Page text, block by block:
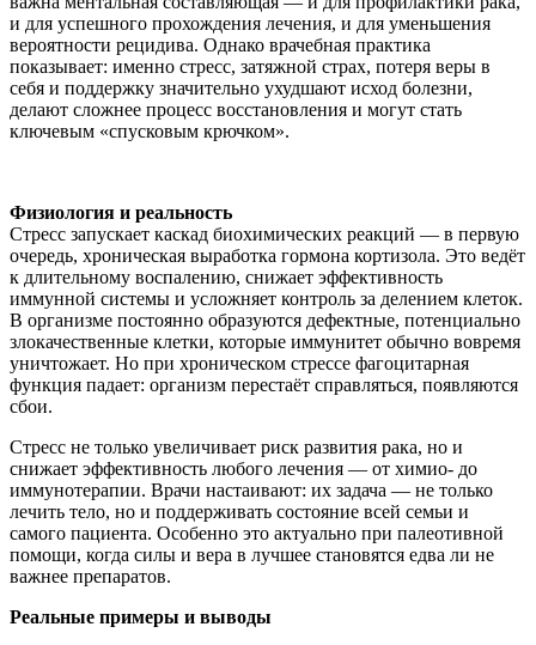
и для успешного прохождения лечения, и для уменьшения
вероятности рецидива. Однако врачебная практика
показывает: именно стресс, затяжной страх, потеря веры в
себя и поддержку значительно ухудшают исход болезни,
делают сложнее процесс восстановления и могут стать
ключевым «спусковым крючком».
Физиология и реальность
Стресс запускает каскад биохимических реакций — в первую
очередь, хроническая выработка гормона кортизола. Это ведёт
к длительному воспалению, снижает эффективность
иммунной системы и усложняет контроль за делением клеток.
В организме постоянно образуются дефектные, потенциально
злокачественные клетки, которые иммунитет обычно вовремя
уничтожает. Но при хроническом стрессе фагоцитарная
функция падает: организм перестаёт справляться, появляются
сбои.
Стресс не только увеличивает риск развития рака, но и
снижает эффективность любого лечения — от химио- до
иммунотерапии. Врачи настаивают: их задача — не только
лечить тело, но и поддерживать состояние всей семьи и
самого пациента. Особенно это актуально при палеотивной
помощи, когда силы и вера в лучшее становятся едва ли не
важнее препаратов.
Реальные примеры и выводы